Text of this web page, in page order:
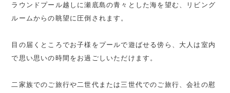
ラウンドプール越しに瀬底島の青々とした海を望む、リビング
ルームからの眺望に圧倒されます。
目の届くところでお子様をプールで遊ばせる傍ら、大人は室内
で思い思いの時間をお過ごしいただけます。
二家族でのご旅行や二世代または三世代でのご旅行、会社の慰